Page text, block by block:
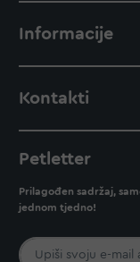
Informacije
Kontakti
Petletter
Prilagođen sadržaj,
jednom tjedno!